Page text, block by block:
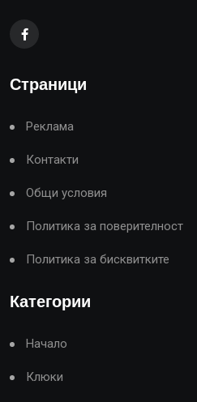
Страници
Реклама
Контакти
Общи условия
Политика за поверителност
Политика за бисквитките
Категории
Начало
Клюки